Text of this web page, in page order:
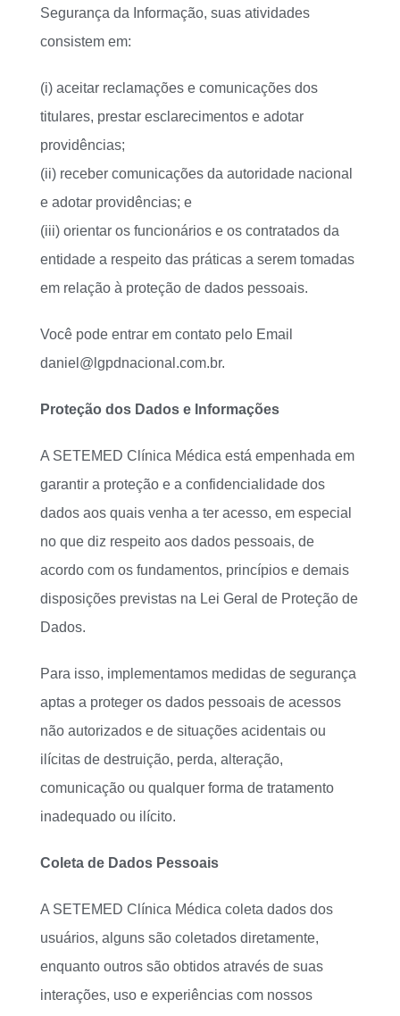
Segurança da Informação, suas atividades
consistem em:
(i) aceitar reclamações e comunicações dos
titulares, prestar esclarecimentos e adotar
providências;
(ii) receber comunicações da autoridade nacional
e adotar providências; e
(iii) orientar os funcionários e os contratados da
entidade a respeito das práticas a serem tomadas
em relação à proteção de dados pessoais.
Você pode entrar em contato pelo Email
daniel@lgpdnacional.com.br.
Proteção dos Dados e Informações
A SETEMED Clínica Médica está empenhada em
garantir a proteção e a confidencialidade dos
dados aos quais venha a ter acesso, em especial
no que diz respeito aos dados pessoais, de
acordo com os fundamentos, princípios e demais
disposições previstas na Lei Geral de Proteção de
Dados.
Para isso, implementamos medidas de segurança
aptas a proteger os dados pessoais de acessos
não autorizados e de situações acidentais ou
ilícitas de destruição, perda, alteração,
comunicação ou qualquer forma de tratamento
inadequado ou ilícito.
Coleta de Dados Pessoais
A SETEMED Clínica Médica coleta dados dos
usuários, alguns são coletados diretamente,
enquanto outros são obtidos através de suas
interações, uso e experiências com nossos